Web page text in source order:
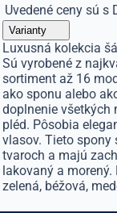
Uvedené ceny sú s
Varianty
Luxusná kolekcia
Sú vyrobené z
sortiment až 16
ako sponu alebo
doplnenie všetkých
pléd. Pôsobia
vlasov. Tieto spony
tvaroch a majú
lakovaný a
zelená, béžová,